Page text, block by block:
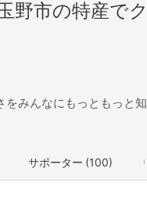
野市の特産でク
をみんなにもっともっと知
サポーター (100)